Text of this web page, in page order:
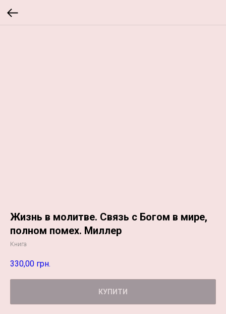
Жизнь в молитве. Связь с Богом в мире,
полном помех. Миллер
Книга
330,00 грн.
КУПИТИ